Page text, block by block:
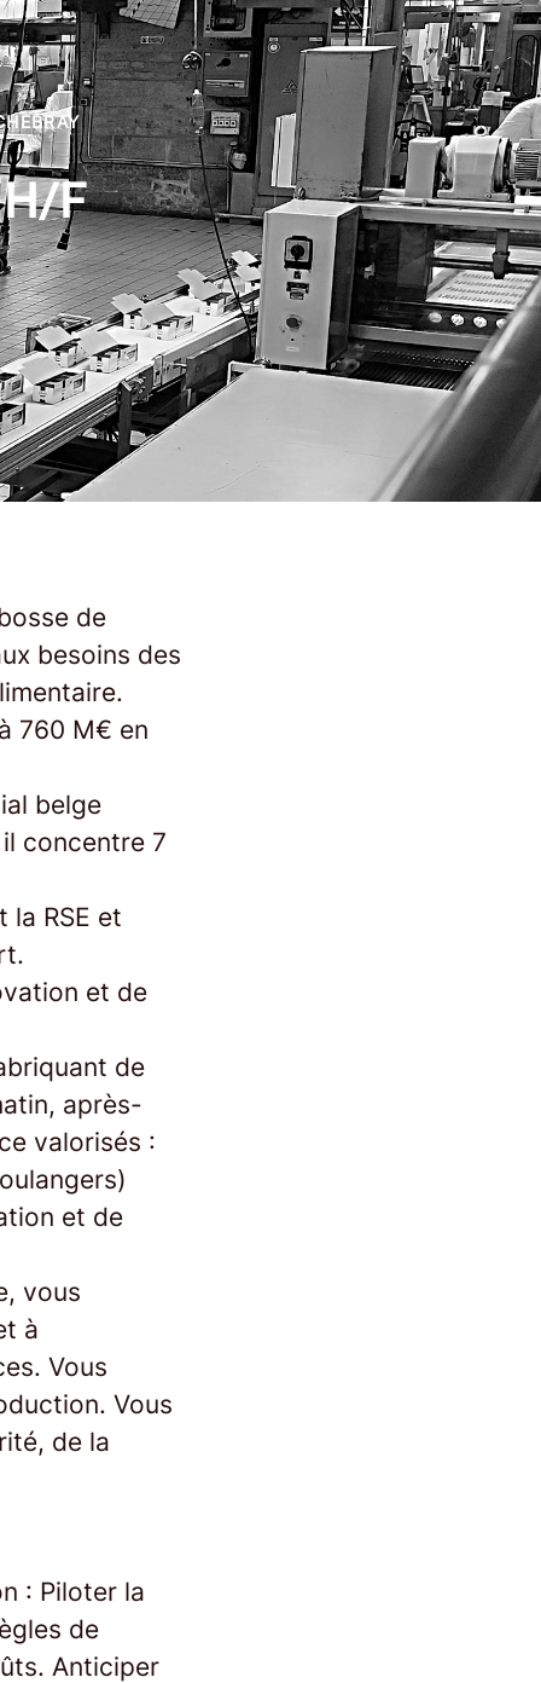
F
de
besoins des
760 M€ en
belge
concentre 7
la RSE et
et de
de
après-
valorisés :
et de
vous
à
Vous
Vous
de la
: Piloter la
de
Anticiper